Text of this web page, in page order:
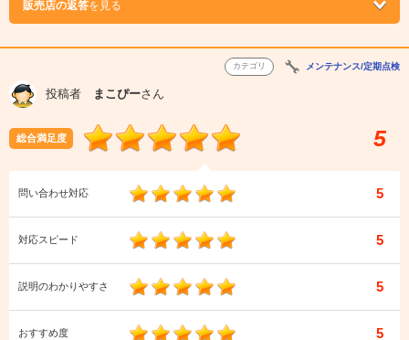
販売店の返答を見る
カテゴリ メンテナンス/定期点検
投稿者 まこぴーさん
総合満足度 5
問い合わせ対応 5
対応スピード 5
説明のわかりやすさ 5
おすすめ度 5